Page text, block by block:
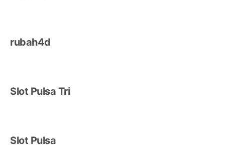
rubah4d
Slot Pulsa Tri
Slot Pulsa